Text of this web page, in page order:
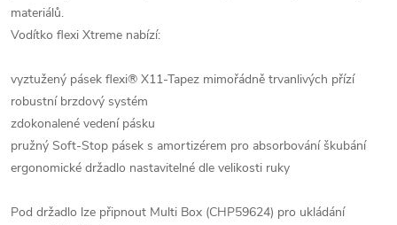
materiálů.
Vodítko flexi Xtreme nabízí:
vyztužený pásek flexi® X11-Tapez mimořádně trvanlivých přízí
robustní brzdový systém
zdokonalené vedení pásku
pružný Soft-Stop pásek s amortizérem pro absorbování škubání
ergonomické držadlo nastavitelné dle velikosti ruky
Pod držadlo lze připnout Multi Box (CHP59624) pro ukládání